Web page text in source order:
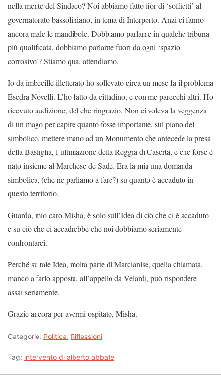
nella mente del Sindaco? Noi abbiamo fatto fior di ‘soffietti’ al
governatorato bassoliniano, in tema di Interporto. Anzi ci fanno
ancora male le mandibole. Dobbiamo parlarne in qualche tribuna
più qualificata, dobbiamo parlarne fuori da ogni ‘spazio
corrosivo’? Stiamo qua, attendiamo.
Io da imbecille illetterato ho sollevato circa un mese fa il problema
Esedra Novelli. L’ho fatto da cittadino, e con me parecchi altri. Ho
ricevuto audizione, del che ringrazio. Non ci voleva la veggenza
di un mago per capire quanto fosse importante, sul piano del
simbolico, mettere mano ad un Monumento che antecede la presa
della Bastiglia, l’ultimazione della Reggia di Caserta, e che forse è
nato insieme al Marchese de Sade. Era la mia una domanda
simbolica, (che ne parliamo a fare?) su quanto è accaduto in
questo territorio.
Guarda, mio caro Misha, è solo sull’Idea di ciò che ci è accaduto
e su ciò che ci accadrebbe che noi dobbiamo seriamente
confrontarci.
Perché su tale Idea, molta parte di Marcianise, quella chiamata,
manco a farlo apposta, all’appello da Velardi, può rispondere
assai seriamente.
Grazie ancora per avermi ospitato, Misha.
Categorie: Politica, Riflessioni
Tag: intervento di alberto abbate